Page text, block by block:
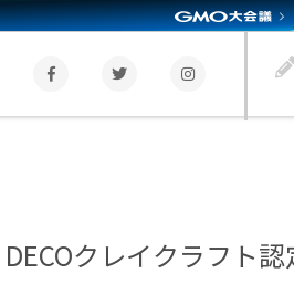
DECOクレイクラフト